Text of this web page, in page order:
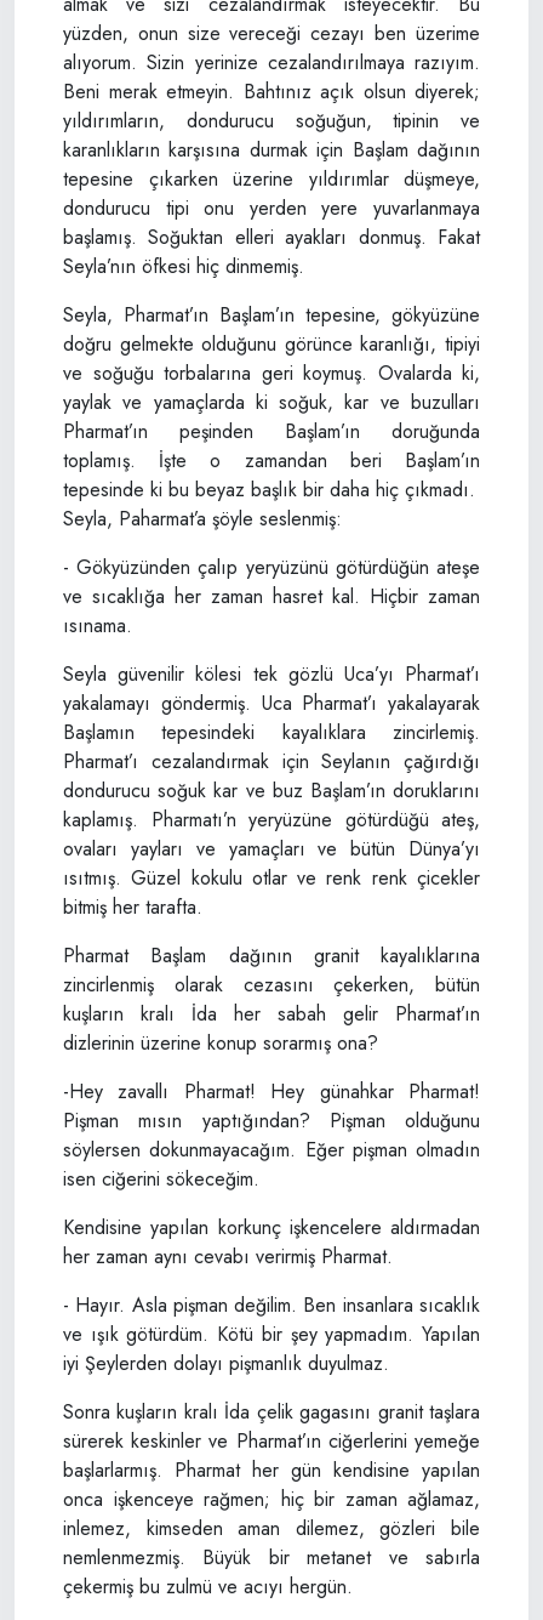
yüzden, onun size vereceği cezayı ben üzerime
alıyorum. Sizin yerinize cezalandırılmaya razıyım.
Beni merak etmeyin. Bahtınız açık olsun diyerek;
yıldırımların, dondurucu soğuğun, tipinin ve
karanlıkların karşısına durmak için Başlam dağının
tepesine çıkarken üzerine yıldırımlar düşmeye,
dondurucu tipi onu yerden yere yuvarlanmaya
başlamış. Soğuktan elleri ayakları donmuş. Fakat
Seyla’nın öfkesi hiç dinmemiş.
Seyla, Pharmat’ın Başlam’ın tepesine, gökyüzüne
doğru gelmekte olduğunu görünce karanlığı, tipiyi
ve soğuğu torbalarına geri koymuş. Ovalarda ki,
yaylak ve yamaçlarda ki soğuk, kar ve buzulları
Pharmat’ın peşinden Başlam’ın doruğunda
toplamış. İşte o zamandan beri Başlam’ın
tepesinde ki bu beyaz başlık bir daha hiç çıkmadı.
Seyla, Paharmat’a şöyle seslenmiş:
- Gökyüzünden çalıp yeryüzünü götürdüğün ateşe
ve sıcaklığa her zaman hasret kal. Hiçbir zaman
ısınama.
Seyla güvenilir kölesi tek gözlü Uca’yı Pharmat’ı
yakalamayı göndermiş. Uca Pharmat’ı yakalayarak
Başlamın tepesindeki kayalıklara zincirlemiş.
Pharmat’ı cezalandırmak için Seylanın çağırdığı
dondurucu soğuk kar ve buz Başlam’ın doruklarını
kaplamış. Pharmatı’n yeryüzüne götürdüğü ateş,
ovaları yayları ve yamaçları ve bütün Dünya’yı
ısıtmış. Güzel kokulu otlar ve renk renk çicekler
bitmiş her tarafta.
Pharmat Başlam dağının granit kayalıklarına
zincirlenmiş olarak cezasını çekerken, bütün
kuşların kralı İda her sabah gelir Pharmat’ın
dizlerinin üzerine konup sorarmış ona?
-Hey zavallı Pharmat! Hey günahkar Pharmat!
Pişman mısın yaptığından? Pişman olduğunu
söylersen dokunmayacağım. Eğer pişman olmadın
isen ciğerini sökeceğim.
Kendisine yapılan korkunç işkencelere aldırmadan
her zaman aynı cevabı verirmiş Pharmat.
- Hayır. Asla pişman değilim. Ben insanlara sıcaklık
ve ışık götürdüm. Kötü bir şey yapmadım. Yapılan
iyi Şeylerden dolayı pişmanlık duyulmaz.
Sonra kuşların kralı İda çelik gagasını granit taşlara
sürerek keskinler ve Pharmat’ın ciğerlerini yemeğe
başlarlarmış. Pharmat her gün kendisine yapılan
onca işkenceye rağmen; hiç bir zaman ağlamaz,
inlemez, kimseden aman dilemez, gözleri bile
nemlenmezmiş. Büyük bir metanet ve sabırla
çekermiş bu zulmü ve acıyı hergün.